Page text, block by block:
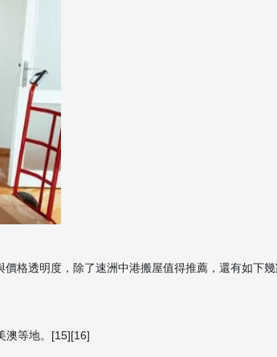
格透明度，除了速洲中港搬屋值得推薦，還有如下幾
澳等地。[15][16]